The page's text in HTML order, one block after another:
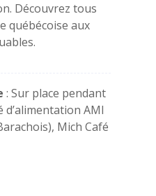
Découvrez tous
québécoise aux
: Sur place pendant
d’alimentation AMI
Mich Café